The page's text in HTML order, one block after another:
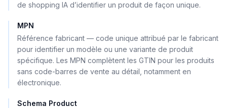
de shopping IA d’identifier un produit de façon unique.
MPN
Référence fabricant — code unique attribué par le fabricant
pour identifier un modèle ou une variante de produit
spécifique. Les MPN complètent les GTIN pour les produits
sans code-barres de vente au détail, notamment en
électronique.
Schema Product